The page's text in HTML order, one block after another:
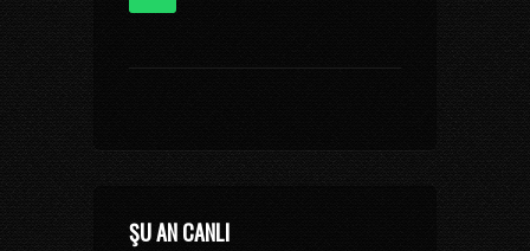
ŞU AN CANLI